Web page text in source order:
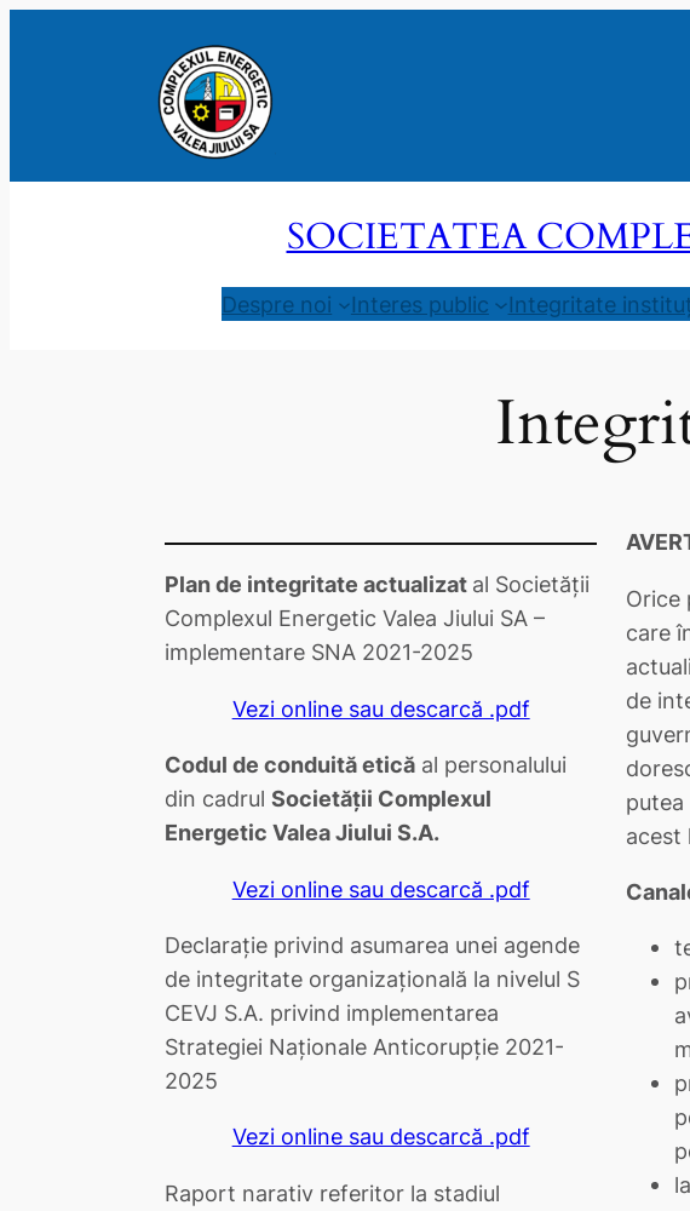
SOCIETATEA
Despre noi Interes public Integritate
Plan de integritate actualizat al Societăţii
Complexul Energetic Valea Jiului SA –
implementare SNA 2021-2025
Vezi online sau descarcă .pdf
Codul de conduită etică al personalului
din cadrul Societăţii Complexul
Energetic Valea Jiului S.A.
Vezi online sau descarcă .pdf
Declaraţie privind asumarea unei agende
de integritate organizaţională la nivelul S
CEVJ S.A. privind implementarea
Strategiei Naţionale Anticorupţie 2021-
2025
Vezi online sau descarcă .pdf
Raport narativ referitor la stadiul
Orice
care
de
putea
acest